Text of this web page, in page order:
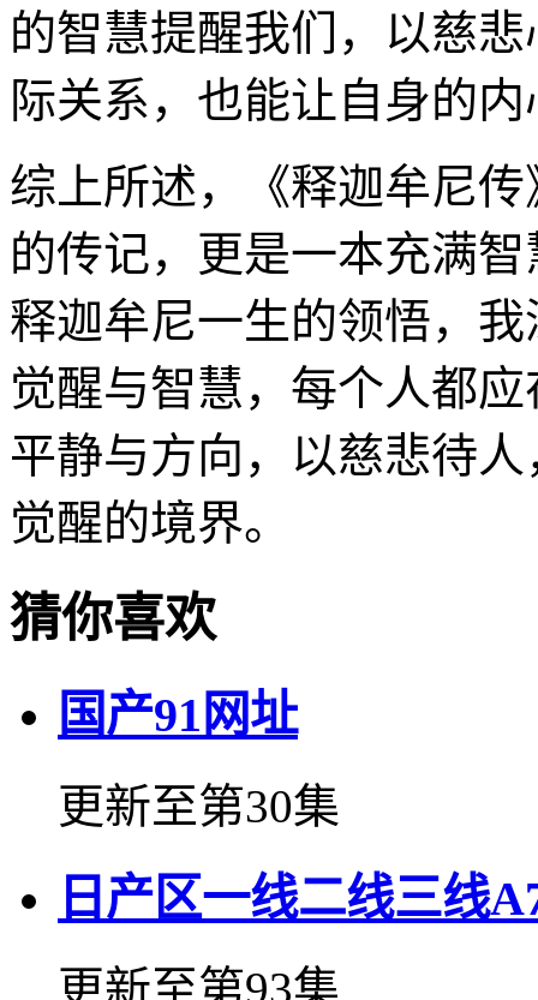
的智慧提醒我们，以慈
际关系，也能让自身的
综上所述，《释迦牟尼
的传记，更是一本充满
释迦牟尼一生的领悟，
觉醒与智慧，每个人都
平静与方向，以慈悲待
觉醒的境界。
猜你喜欢
国产91网址
更新至第30集
日产区一线二线三线
更新至第93集